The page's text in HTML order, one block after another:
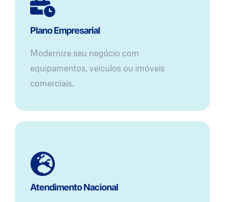
Plano Empresarial
Modernize seu negócio com
equipamentos, veículos ou imóveis
comerciais.
Atendimento Nacional